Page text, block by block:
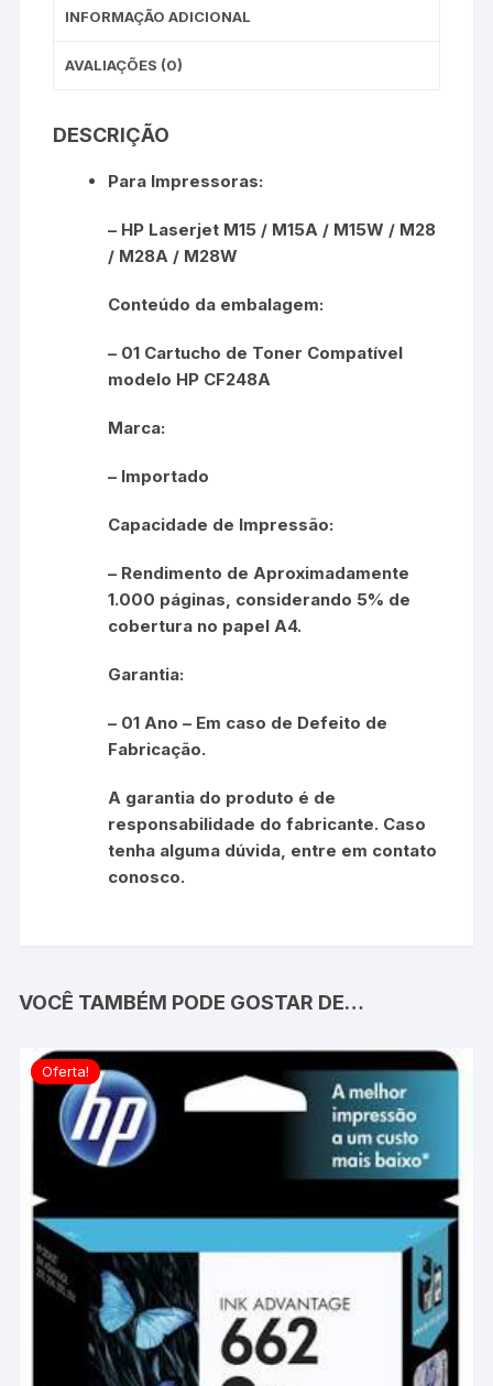
INFORMAÇÃO ADICIONAL
AVALIAÇÕES (0)
DESCRIÇÃO
Para Impressoras:
– HP Laserjet M15 / M15A / M15W / M28
/ M28A / M28W
Conteúdo da embalagem:
– 01 Cartucho de Toner Compatível
modelo HP CF248A
Marca:
– Importado
Capacidade de Impressão:
– Rendimento de Aproximadamente
1.000 páginas, considerando 5% de
cobertura no papel A4.
Garantia:
– 01 Ano – Em caso de Defeito de
Fabricação.
A garantia do produto é de
responsabilidade do fabricante. Caso
tenha alguma dúvida, entre em contato
conosco.
VOCÊ TAMBÉM PODE GOSTAR DE…
Oferta!